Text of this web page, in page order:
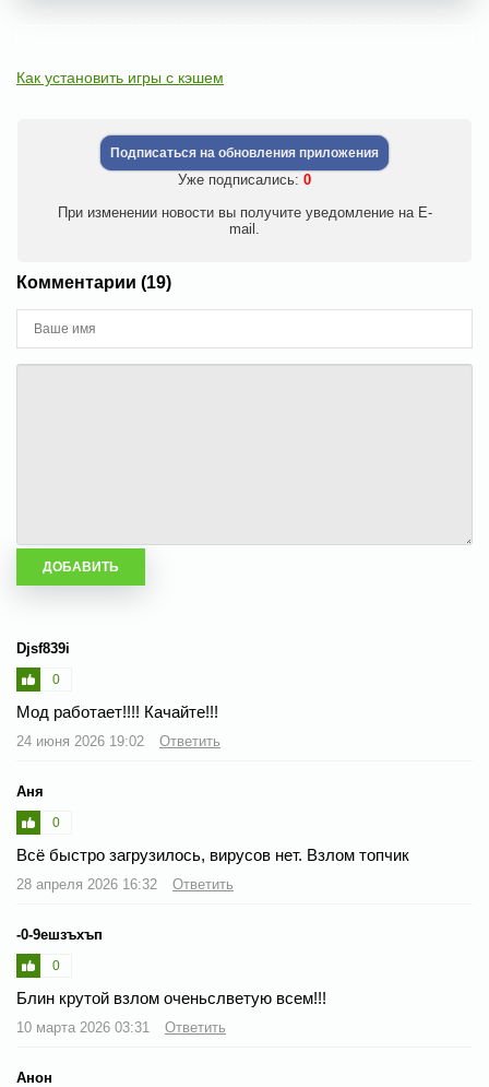
Как установить игры с кэшем
Подписаться на обновления приложения
Уже подписались: 0
При изменении новости вы получите уведомление на E-
mail.
Комментарии (19)
Djsf839i
0
Мод работает!!!! Качайте!!!
24 июня 2026 19:02 Ответить
Аня
0
Всё быстро загрузилось, вирусов нет. Взлом топчик
28 апреля 2026 16:32 Ответить
-0-9ешзъхъп
0
Блин крутой взлом оченьслветую всем!!!
10 марта 2026 03:31 Ответить
Анон